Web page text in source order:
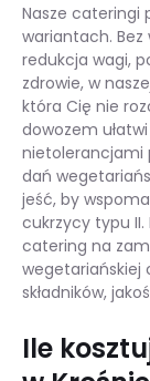
Nasze cateringi
wariantach.
redukcja wagi,
zdrowie, w
która Cię nie
dowozem
nietolerancjami
dań
jeść, by
cukrzycy typu II.
catering na
wegetariańskiej
składników,
Ile